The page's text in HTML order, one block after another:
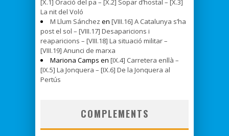
[X.1] Oració del pa – [X.2] Sopar d’hostal – [X.3]
La nit del Voló
M Llum Sánchez en [VIII.16] A Catalunya s’ha
post el sol – [VIII.17] Desaparicions i
reaparicions – [VIII.18] La situació militar –
[VIII.19] Anunci de marxa
Mariona Camps en [IX.4] Carretera enllà –
[IX.5] La Jonquera – [IX.6] De la Jonquera al
Pertús
COMPLEMENTS